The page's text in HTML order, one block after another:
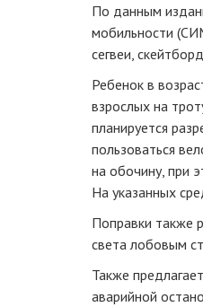
По данным
мобильности
сегвеи,
Ребенок в
взрослых на
планируется
пользоваться
на обочину, при
На указанных
Поправки также
света лобовым
Также
аварийной